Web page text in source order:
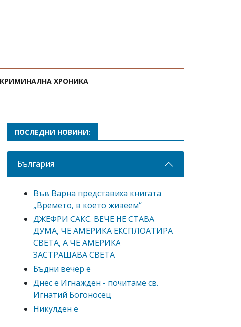
КРИМИНАЛНА ХРОНИКА
ПОСЛЕДНИ НОВИНИ:
България
Във Варна представиха книгата
„Времето, в което живеем“
ДЖЕФРИ САКС: ВЕЧЕ НЕ СТАВА
ДУМА, ЧЕ АМЕРИКА ЕКСПЛОАТИРА
СВЕТА, А ЧЕ АМЕРИКА
ЗАСТРАШАВА СВЕТА
Бъдни вечер е
Днес е Игнажден - почитаме св.
Игнатий Богоносец
Никулден е